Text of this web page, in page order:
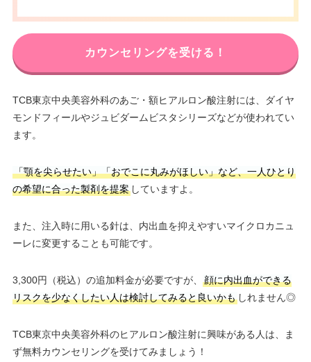
カウンセリングを受ける！
TCB東京中央美容外科のあご・額ヒアルロン酸注射には、ダイヤ
モンドフィールやジュビダームビスタシリーズなどが使われてい
ます。
「顎を尖らせたい」「おでこに丸みがほしい」など、一人ひとり
の希望に合った製剤を提案していますよ。
また、注入時に用いる針は、内出血を抑えやすいマイクロカニュ
ーレに変更することも可能です。
3,300円（税込）の追加料金が必要ですが、
顔に内出血ができる
リスクを少なくしたい人は検討してみると良いかもしれません◎
TCB東京中央美容外科のヒアルロン酸注射に興味がある人は、ま
ず無料カウンセリングを受けてみましょう！